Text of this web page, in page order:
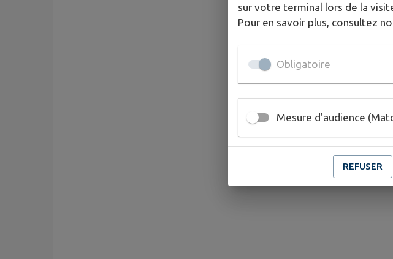
sur votre terminal lors de la
Pour en savoir plus, consultez
Obligatoire
Mesure d'audience
REFUSER